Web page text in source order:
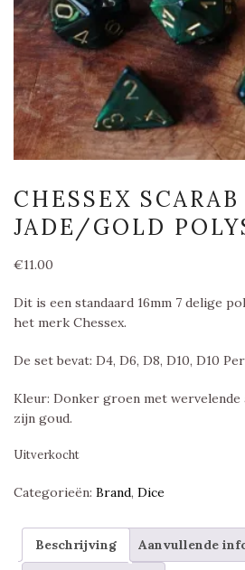
CHESSEX SCARAB
JADE/GOLD
€11.00
Dit is een standaard 16mm 7 delige
het merk Chessex.
De set bevat: D4, D6, D8, D10, D10
Kleur: Donker groen met
zijn goud.
Uitverkocht
Categorieën: Brand, Dice
Beschrijving Aanvullende